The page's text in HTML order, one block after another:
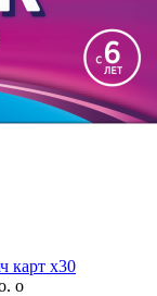
карт x30
о